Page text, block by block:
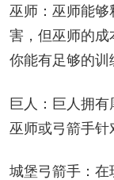
巫师：巫师能
害，但巫师的成
你能有足够的训
巨人：巨人拥
巫师或弓箭手针
城堡弓箭手：